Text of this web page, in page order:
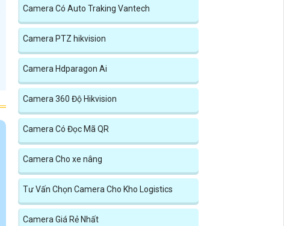
Camera Có Auto Traking Vantech
Camera PTZ hikvision
Camera Hdparagon Ai
Camera 360 Độ Hikvision
Camera Có Đọc Mã QR
Camera Cho xe nâng
Tư Vấn Chọn Camera Cho Kho Logistics
Camera Giá Rẻ Nhất